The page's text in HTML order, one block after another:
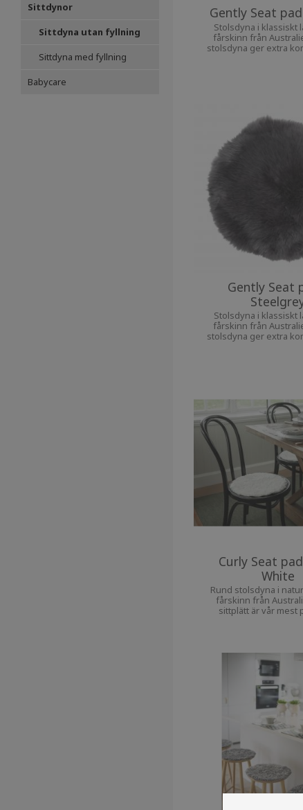
Gently Seat
Stolsdyna i klassiskt
fårskinn från
stolsdyna ger extra
Gently Seat
Stolsdyna i klassiskt
fårskinn från
stolsdyna ger extra
Curly Seat
White
Rund stolsdyna i
fårskinn från
sittplätt är vår mest
Sittdynor
Sittdyna utan fyllning
Sittdyna med fyllning
Babycare